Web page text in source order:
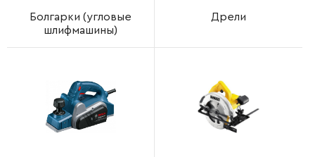
Болгарки (угловые
шлифмашины)
Дрели